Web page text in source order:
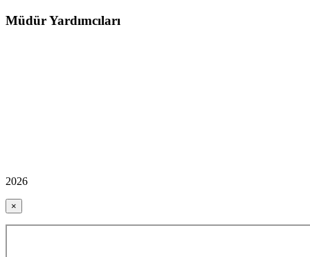
Müdür Yardımcıları
2026
×